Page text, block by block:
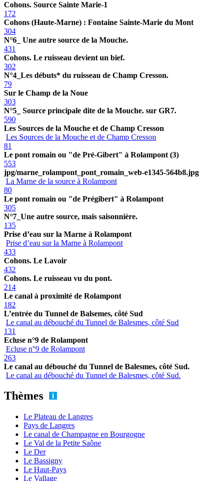
Cohons. Source Sainte Marie-1
172
Cohons (Haute-Marne) : Fontaine Sainte-Marie du Mont
304
N°6_ Une autre source de la Mouche.
431
Cohons. Le ruisseau devient un bief.
302
N°4_Les débuts* du ruisseau de Champ Cresson.
79
Sur le Champ de la Noue
303
N°5_ Source principale dite de la Mouche. sur GR7.
590
Les Sources de la Mouche et de Champ Cresson
Les Sources de la Mouche et de Champ Cresson
81
Le pont romain ou "de Pré-Gibert" à Rolampont (3)
553
jpg/marne_rolampont_pont_romain_web-e1345-564b8.jpg
La Marne de la source à Rolampont
80
Le pont romain ou "de Prégibert" à Rolampont
305
N°7_Une autre source, mais saisonnière.
135
Prise d’eau sur la Marne à Rolampont
Prise d’eau sur la Marne à Rolampont
433
Cohons. Le Lavoir
432
Cohons. Le ruisseau vu du pont.
214
Le canal à proximité de Rolampont
182
L’entrée du Tunnel de Balsemes, côté Sud
Le canal au débouché du Tunnel de Balesmes, côté Sud
131
Ecluse n°9 de Rolampont
Ecluse n°9 de Rolampont
263
Le canal au débouché du Tunnel de Balesmes, côté Sud.
Le canal au débouché du Tunnel de Balesmes, côté Sud.
Thèmes
Le Plateau de Langres
Pays de Langres
Le canal de Champagne en Bourgogne
Le Val de la Petite Saône
Le Der
Le Bassigny
Le Haut-Pays
Le Vallage